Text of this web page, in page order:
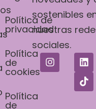
Política de
privacidad
Política
de
cookies
Política
de
sostenibles
nuestras
sociales.